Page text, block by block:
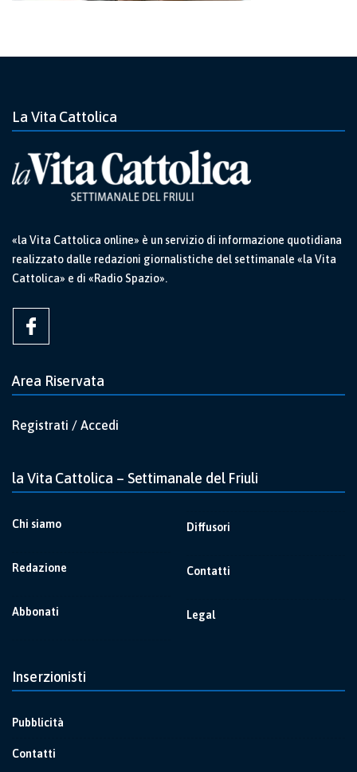
La Vita Cattolica
«la Vita Cattolica online» è un servizio di informazione quotidiana
realizzato dalle redazioni giornalistiche del settimanale «la Vita
Cattolica» e di «Radio Spazio».
Area Riservata
Registrati / Accedi
la Vita Cattolica – Settimanale del Friuli
Chi siamo
Redazione
Abbonati
Diffusori
Contatti
Legal
Inserzionisti
Pubblicità
Contatti